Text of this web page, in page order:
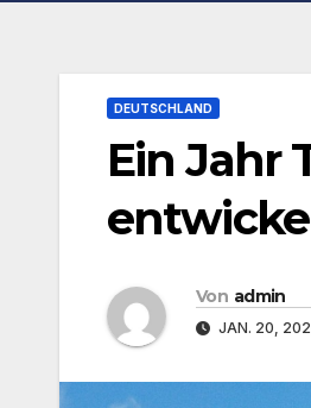
DEUTSCHLAND
Ein Jahr
Von admin
JAN. 20,